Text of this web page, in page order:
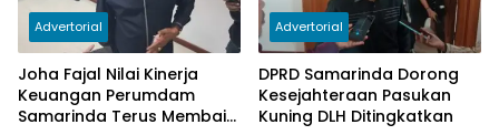
Advertorial
Joha Fajal Nilai Kinerja
Keuangan Perumdam
Samarinda Terus Membaik,
Advertorial
DPRD Samarinda Dorong
Kesejahteraan Pasukan
Kuning DLH Ditingkatkan